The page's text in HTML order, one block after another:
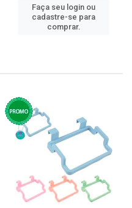
Faça seu login ou
cadastre-se para
comprar.